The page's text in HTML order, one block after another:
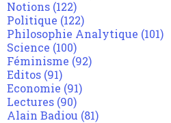
Notions (122)
Politique (122)
Philosophie Analytique (101)
Science (100)
Féminisme (92)
Editos (91)
Economie (91)
Lectures (90)
Alain Badiou (81)